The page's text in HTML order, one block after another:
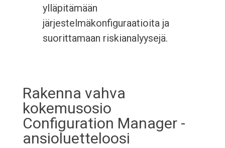
ylläpitämään
järjestelmäkonfiguraatioita ja
suorittamaan riskianalyysejä.
Rakenna vahva
kokemusosio
Configuration Manager -
ansioluetteloosi